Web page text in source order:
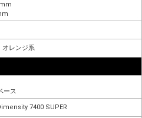
オレンジ系
ース
7400 SUPER